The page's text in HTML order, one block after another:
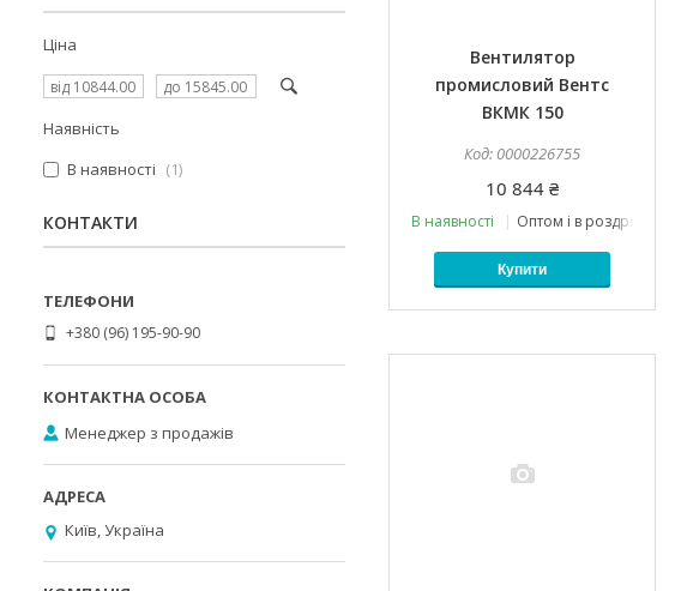
Вентилятор
промисловий Вентс
ВКМК 150
0000226755
10 844 ₴
В наявності Оптом і в роздріб
Купити
Ціна
Наявність
В наявності
1
КОНТАКТИ
+380 (96) 195-90-90
Менеджер з продажів
Київ, Україна